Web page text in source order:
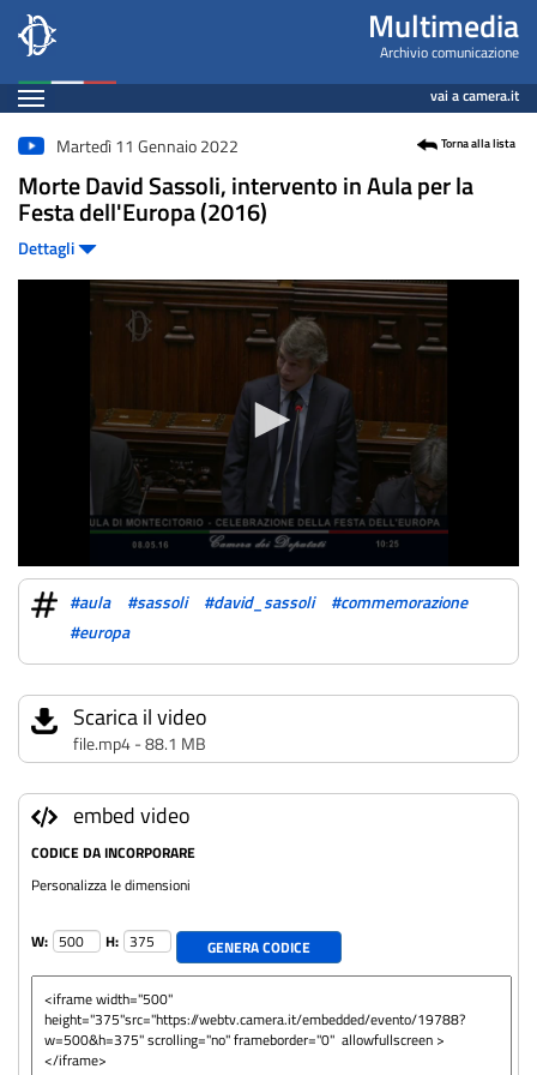
Salta
contenuto
principale
Videogallery Multimedia
Archivio comunicazione
Espandi vai a camera.it
Contenuto
Martedì 11 Gennaio 2022 Torna alla lista
Morte David Sassoli, intervento in Aula per la
Festa dell'Europa (2016)
Dettagli
#aula #sassoli #david_sassoli
#commemorazione
#europa
Scarica il video
file.mp4 - 88.1 MB
embed video
CODICE DA INCORPORARE
Personalizza le dimensioni
W: H: GENERA CODICE